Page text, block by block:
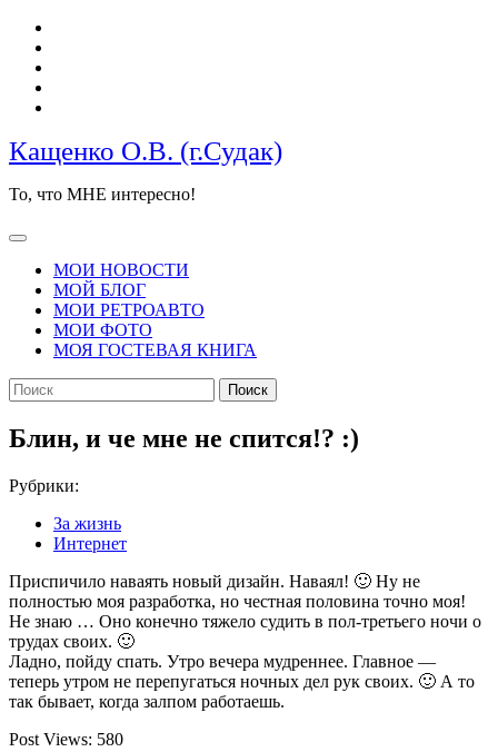
Перейти
содержимому
Кащенко О.В. (г.Судак)
То, что МНЕ интересно!
Кнопка
ОткрытьМОИ НОВОСТИ
МОЙ БЛОГ
МОИ РЕТРОАВТО
МОИ ФОТО
МОЯ ГОСТЕВАЯ КНИГА
КНОПКА
ЗАКРЫТЬ
Найти:
Блин, и че мне не спится!? :)
Рубрики:
За жизнь
Интернет
Приспичило наваять новый дизайн. Наваял! 🙂 Ну не
полностью моя разработка, но честная половина точно моя!
Не знаю … Оно конечно тяжело судить в пол-третьего ночи о
трудах своих. 🙂
Ладно, пойду спать. Утро вечера мудреннее. Главное —
теперь утром не перепугаться ночных дел рук своих. 🙂 А то
так бывает, когда залпом работаешь.
Post Views: 580